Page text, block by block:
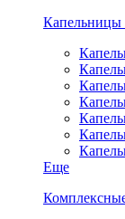
Капельницы
Еще